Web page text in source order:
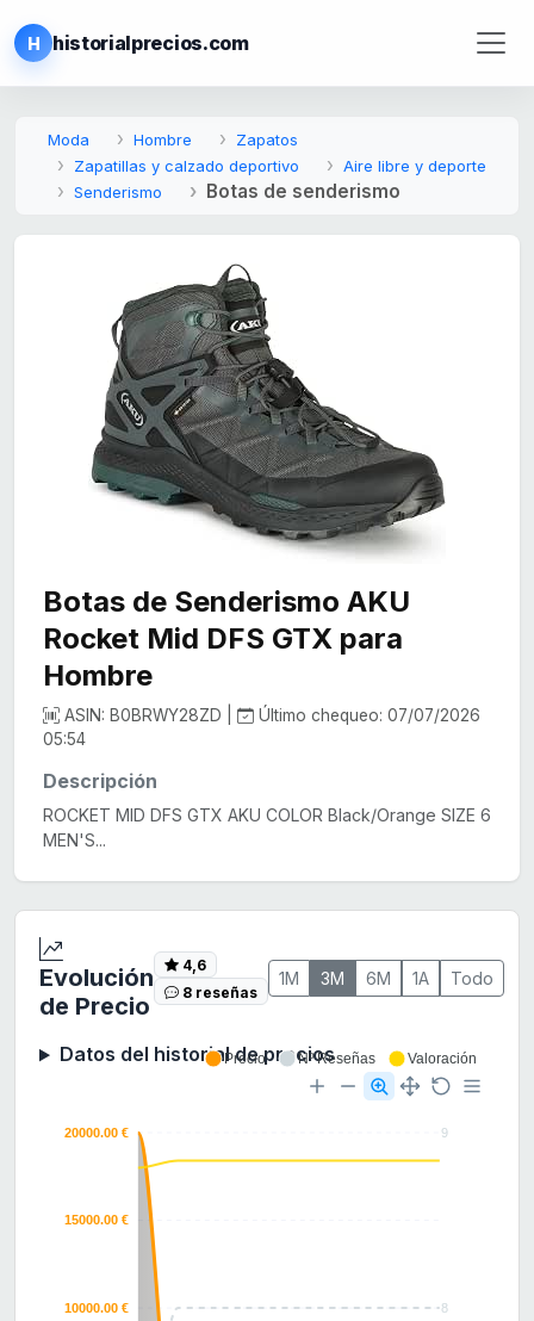
H historialprecios.com
Moda Hombre
Zapatos
Zapatillas y calzado deportivo
Aire libre y deporte
Senderismo
Botas de senderismo
Botas de Senderismo AKU
Rocket Mid DFS GTX para
Hombre
ASIN: B0BRWY28ZD |
Último chequeo: 07/07/2026
05:54
Descripción
ROCKET MID DFS GTX AKU COLOR Black/Orange SIZE 6
MEN'S...
Evolución
de Precio
4,6
8 reseñas
1M 3M 6M 1A Todo
Datos del historial de precios
9
8
20000.00 €
15000.00 €
10000.00 €
Precio Nº Reseñas Valoración